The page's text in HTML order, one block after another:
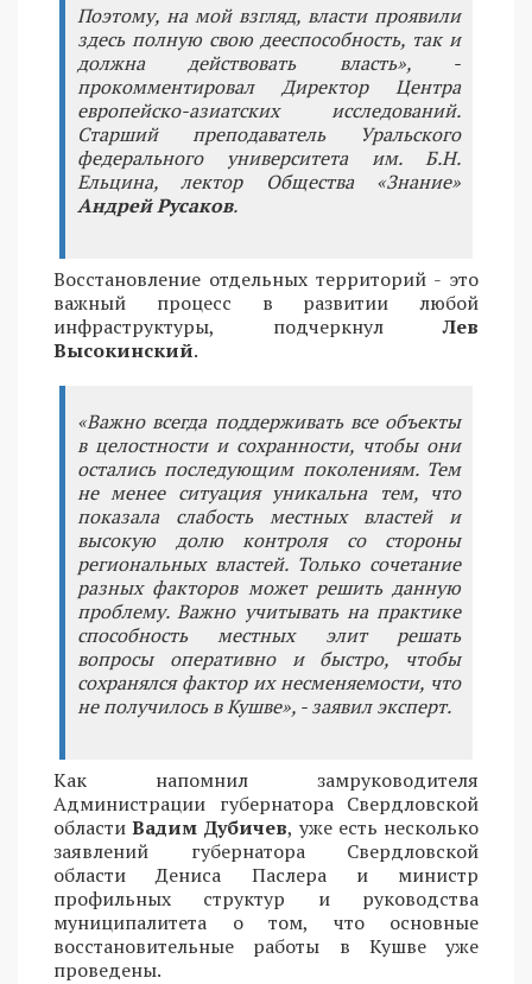
Поэтому, на мой взгляд, власти проявили
здесь полную свою дееспособность, так и
должна действовать власть», -
прокомментировал Директор Центра
европейско-азиатских исследований.
Старший преподаватель Уральского
федерального университета им. Б.Н.
Ельцина, лектор Общества «Знание»
Андрей Русаков.
Восстановление отдельных территорий - это
важный процесс в развитии любой
инфраструктуры, подчеркнулЛев
Высокинский.
«Важно всегда поддерживать все объекты
в целостности и сохранности, чтобы они
остались последующим поколениям. Тем
не менее ситуация уникальна тем, что
показала слабость местных властей и
высокую долю контроля со стороны
региональных властей. Только сочетание
разных факторов может решить данную
проблему. Важно учитывать на практике
способность местных элит решать
вопросы оперативно и быстро, чтобы
сохранялся фактор их несменяемости, что
не получилось в Кушве», - заявил эксперт.
Как напомнил замруководителя
Администрации губернатора Свердловской
областиВадим Дубичев, уже есть несколько
заявлений губернатора Свердловской
области Дениса Паслера и министр
профильных структур и руководства
муниципалитета о том, что основные
восстановительные работы в Кушве уже
проведены.